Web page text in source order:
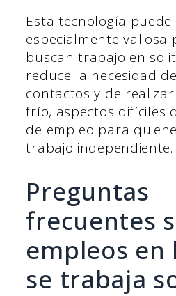
Esta tecnología puede
especialmente valiosa
buscan trabajo en
reduce la necesidad
contactos y de
frío, aspectos difíciles
de empleo para
trabajo independiente.
Preguntas
frecuentes
empleos en
se trabaja